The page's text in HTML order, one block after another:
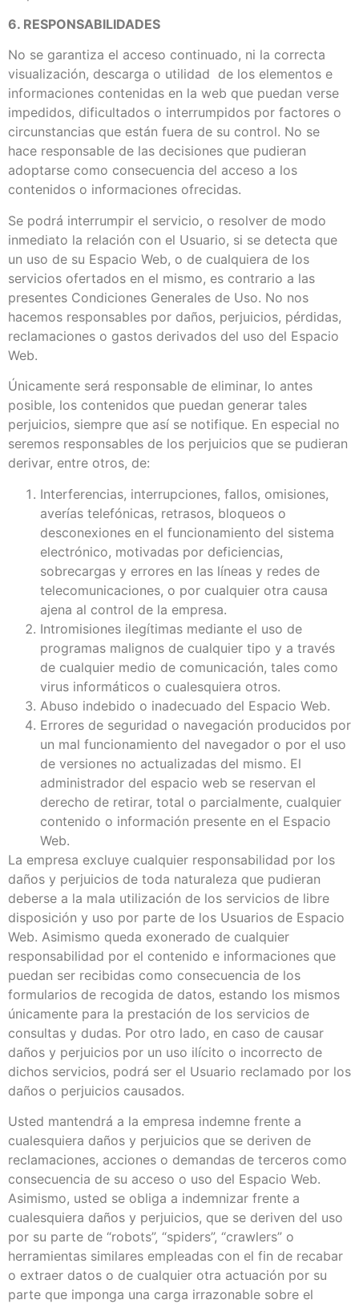
6. RESPONSABILIDADES
No se garantiza el acceso continuado, ni la correcta
visualización, descarga o utilidad de los elementos e
informaciones contenidas en la web que puedan verse
impedidos, dificultados o interrumpidos por factores o
circunstancias que están fuera de su control. No se
hace responsable de las decisiones que pudieran
adoptarse como consecuencia del acceso a los
contenidos o informaciones ofrecidas.
Se podrá interrumpir el servicio, o resolver de modo
inmediato la relación con el Usuario, si se detecta que
un uso de su Espacio Web, o de cualquiera de los
servicios ofertados en el mismo, es contrario a las
presentes Condiciones Generales de Uso. No nos
hacemos responsables por daños, perjuicios, pérdidas,
reclamaciones o gastos derivados del uso del Espacio
Web.
Únicamente será responsable de eliminar, lo antes
posible, los contenidos que puedan generar tales
perjuicios, siempre que así se notifique. En especial no
seremos responsables de los perjuicios que se pudieran
derivar, entre otros, de:
Interferencias, interrupciones, fallos, omisiones,
averías telefónicas, retrasos, bloqueos o
desconexiones en el funcionamiento del sistema
electrónico, motivadas por deficiencias,
sobrecargas y errores en las líneas y redes de
telecomunicaciones, o por cualquier otra causa
ajena al control de la empresa.
Intromisiones ilegítimas mediante el uso de
programas malignos de cualquier tipo y a través
de cualquier medio de comunicación, tales como
virus informáticos o cualesquiera otros.
Abuso indebido o inadecuado del Espacio Web.
Errores de seguridad o navegación producidos por
un mal funcionamiento del navegador o por el uso
de versiones no actualizadas del mismo. El
administrador del espacio web se reservan el
derecho de retirar, total o parcialmente, cualquier
contenido o información presente en el Espacio
Web.
La empresa excluye cualquier responsabilidad por los
daños y perjuicios de toda naturaleza que pudieran
deberse a la mala utilización de los servicios de libre
disposición y uso por parte de los Usuarios de Espacio
Web. Asimismo queda exonerado de cualquier
responsabilidad por el contenido e informaciones que
puedan ser recibidas como consecuencia de los
formularios de recogida de datos, estando los mismos
únicamente para la prestación de los servicios de
consultas y dudas. Por otro lado, en caso de causar
daños y perjuicios por un uso ilícito o incorrecto de
dichos servicios, podrá ser el Usuario reclamado por los
daños o perjuicios causados.
Usted mantendrá a la empresa indemne frente a
cualesquiera daños y perjuicios que se deriven de
reclamaciones, acciones o demandas de terceros como
consecuencia de su acceso o uso del Espacio Web.
Asimismo, usted se obliga a indemnizar frente a
cualesquiera daños y perjuicios, que se deriven del uso
por su parte de “robots”, “spiders”, “crawlers” o
herramientas similares empleadas con el fin de recabar
o extraer datos o de cualquier otra actuación por su
parte que imponga una carga irrazonable sobre el